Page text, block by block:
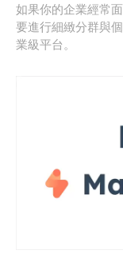
如果你的企業經常
要進行細緻分群與
業級平台。